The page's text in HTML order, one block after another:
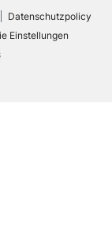
Datenschutzpolicy
Einstellungen